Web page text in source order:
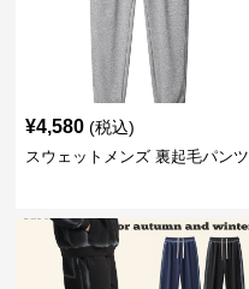
¥4,580 (税込)
スウェットメンズ 裏起毛パンツ